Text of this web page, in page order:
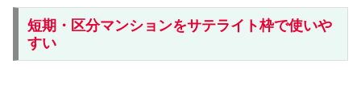
短期・区分マンションをサテライト枠で使いや
すい